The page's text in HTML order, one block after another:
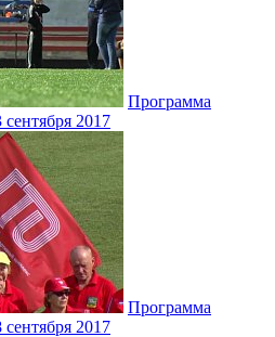
Программа
2017
Программа
2017